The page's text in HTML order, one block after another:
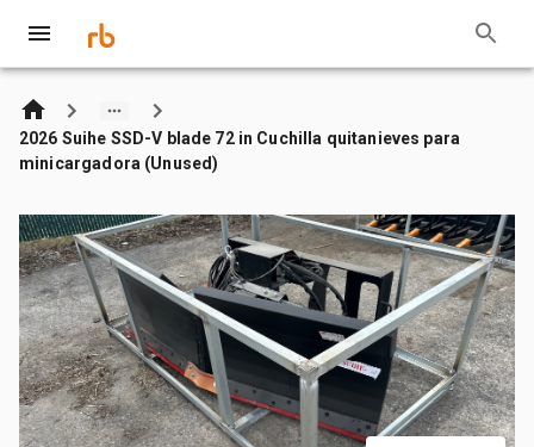
2026 Suihe SSD-V blade 72 in Cuchilla quitanieves para
minicargadora (Unused)